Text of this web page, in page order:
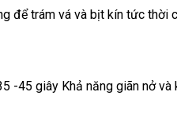
để trám vá và bịt kín tức thời
-45 giây Khả năng giãn nở và